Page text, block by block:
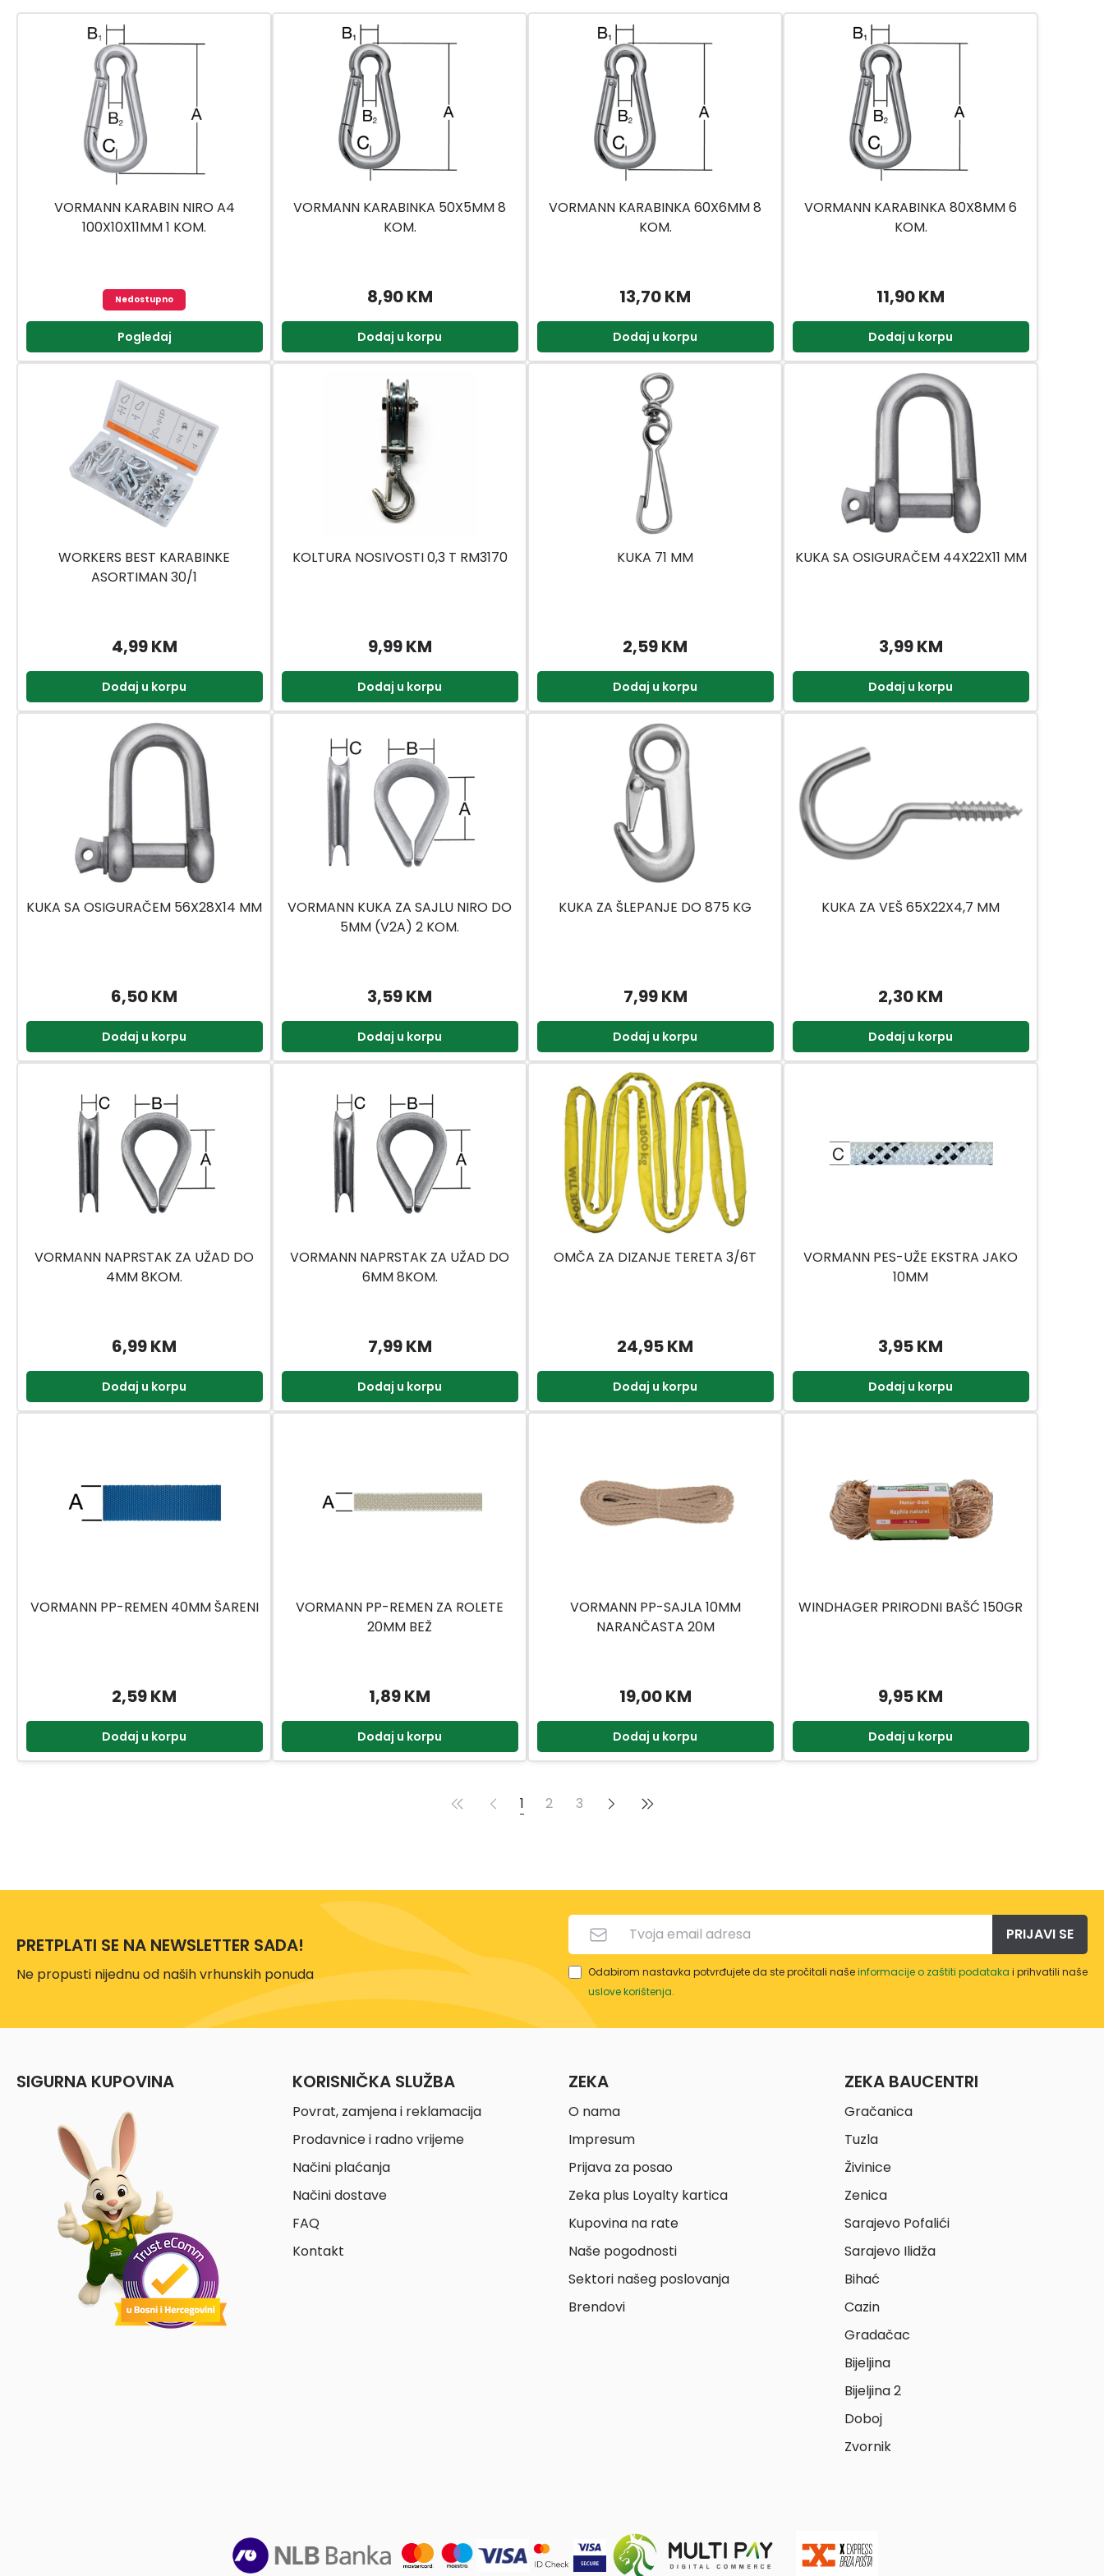
VORMANN KARABIN NIRO A4
100X10X11MM 1 KOM.
Nedostupno
Pogledaj
VORMANN KARABINKA 50X5MM 8
KOM.
8,90 KM
Dodaj u korpu
VORMANN KARABINKA 60X6MM 8
KOM.
13,70 KM
Dodaj u korpu
VORMANN KARABINKA 80X8MM 6
KOM.
11,90 KM
Dodaj u korpu
WORKERS BEST KARABINKE
ASORTIMAN 30/1
4,99 KM
Dodaj u korpu
KOLTURA NOSIVOSTI 0,3 T RM3170
9,99 KM
Dodaj u korpu
KUKA 71 MM
2,59 KM
Dodaj u korpu
KUKA SA OSIGURAČEM 44X22X11 MM
3,99 KM
Dodaj u korpu
KUKA SA OSIGURAČEM 56X28X14 MM
6,50 KM
Dodaj u korpu
VORMANN KUKA ZA SAJLU NIRO DO
5MM (V2A) 2 KOM.
3,59 KM
Dodaj u korpu
KUKA ZA ŠLEPANJE DO 875 KG
7,99 KM
Dodaj u korpu
KUKA ZA VEŠ 65X22X4,7 MM
2,30 KM
Dodaj u korpu
VORMANN NAPRSTAK ZA UŽAD DO
4MM 8KOM.
6,99 KM
Dodaj u korpu
VORMANN NAPRSTAK ZA UŽAD DO
6MM 8KOM.
7,99 KM
Dodaj u korpu
OMČA ZA DIZANJE TERETA 3/6T
24,95 KM
Dodaj u korpu
VORMANN PES-UŽE EKSTRA JAKO
10MM
3,95 KM
Dodaj u korpu
VORMANN PP-REMEN 40MM ŠARENI
2,59 KM
Dodaj u korpu
VORMANN PP-REMEN ZA ROLETE
20MM BEŽ
1,89 KM
Dodaj u korpu
VORMANN PP-SAJLA 10MM
NARANČASTA 20M
19,00 KM
Dodaj u korpu
WINDHAGER PRIRODNI BAŠĆ 150GR
9,95 KM
Dodaj u korpu
1 2 3
PRETPLATI SE NA NEWSLETTER SADA!
Ne propusti nijednu od naših vrhunskih ponuda
PRIJAVI SE
Odabirom nastavka potvrđujete da ste pročitali našeinformacije o zaštiti podataka i prihvatili naše
uslove korištenja.
SIGURNA KUPOVINA KORISNIČKA SLUŽBA
Povrat, zamjena i reklamacija
Prodavnice i radno vrijeme
Načini plaćanja
Načini dostave
FAQ
Kontakt
ZEKA
O nama
Impresum
Prijava za posao
Zeka plus Loyalty kartica
Kupovina na rate
Naše pogodnosti
Sektori našeg poslovanja
Brendovi
ZEKA BAUCENTRI
Gračanica
Tuzla
Živinice
Zenica
Sarajevo Pofalići
Sarajevo Ilidža
Bihać
Cazin
Gradačac
Bijeljina
Bijeljina 2
Doboj
Zvornik